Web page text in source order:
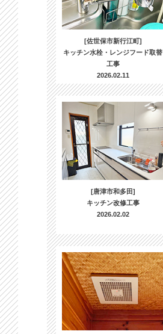
[佐世保市新行江町]
キッチン水栓・レンジフード取替
工事
2026.02.11
[唐津市和多田]
キッチン改修工事
2026.02.02